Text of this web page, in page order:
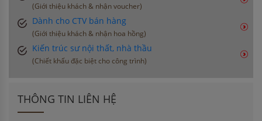
(Giới thiệu khách & nhận voucher)
Dành cho CTV bán hàng
(Giới thiệu khách & nhận hoa hồng)
Kiến trúc sư nội thất, nhà thầu
(Chiết khấu đặc biệt cho công trình)
THÔNG TIN LIÊN HỆ